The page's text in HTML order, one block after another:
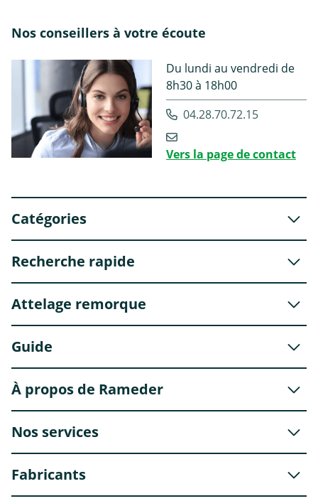
Nos conseillers à votre écoute
Du lundi au vendredi de
8h30 à 18h00
04.28.70.72.15
Vers la page de contact
Catégories
Recherche rapide
Attelage remorque
Guide
À propos de Rameder
Nos services
Fabricants